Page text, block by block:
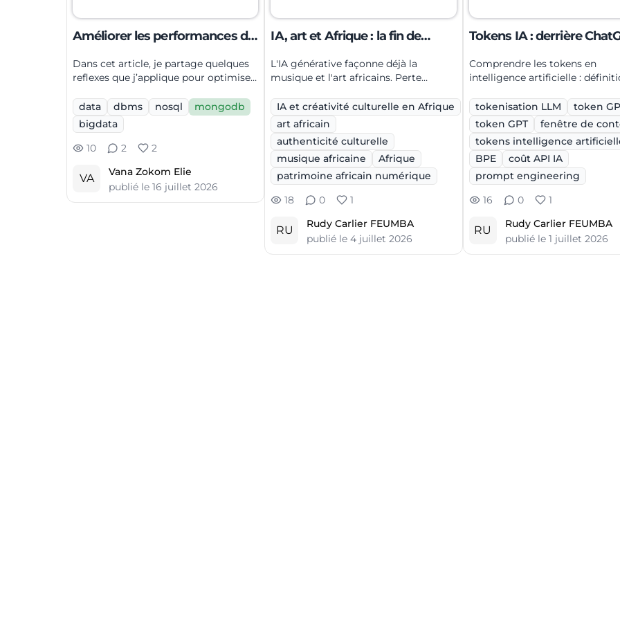
Améliorer les performances de
Dans cet article, je partage quelques
reflexes que j’applique pour optimiser
échelle.
data dbms nosql
mongodb
bigdata
10
2 2
VA
Vana Zokom Elie
publié le 16 juillet 2026
IA, art et Afrique : la fin de
L'IA générative façonne déjà la
musique et l'art africains. Perte
d'émancipation culturelle ?
IA et créativité culturelle en Afrique
art africain
authenticité culturelle
musique africaine
Afrique
patrimoine africain numérique
18
0 1
RU
Rudy Carlier FEUMBA
publié le 4 juillet 2026
Tokens IA : derrière
Comprendre les tokens en
intelligence artificielle :
API et bonnes pratiques.
tokenisation LLM
token
token GPT
fenêtre de
tokens intelligence
BPE
coût API IA
prompt engineering
16
0 1
RU
Rudy Carlier FEUMBA
publié le 1 juillet 2026